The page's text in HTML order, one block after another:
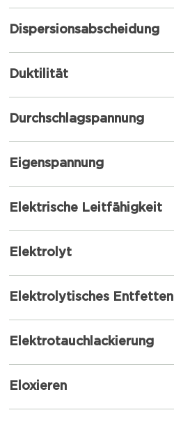
Dispersionsabscheidung
Duktilität
Durchschlagspannung
Eigenspannung
Elektrische Leitfähigkeit
Elektrolyt
Elektrolytisches Entfetten
Elektrotauchlackierung
Eloxieren